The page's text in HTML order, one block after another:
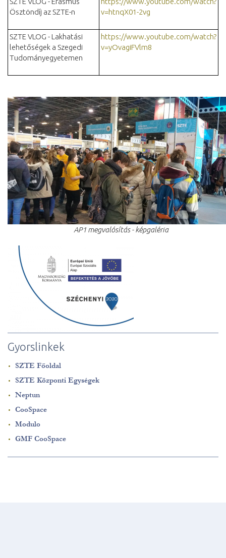
Ösztöndíj az SZTE-n
v=htnqX01-2vg
SZTE VLOG - Lakhatási
lehetőségek a Szegedi
Tudományegyetemen
https://www.youtube.com/watch?
v=yOvagiFVlm8
AP1 megvalósítás - képgaléria
Gyorslinkek
SZTE Főoldal
SZTE Központi Egységek
Neptun
CooSpace
Modulo
GMF CooSpace